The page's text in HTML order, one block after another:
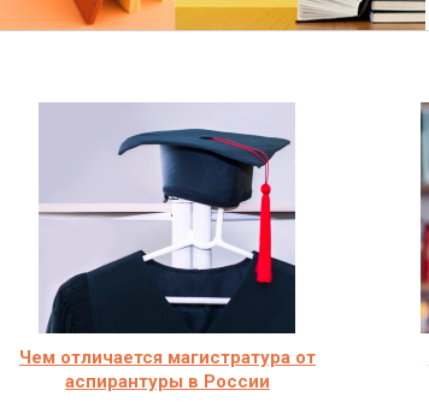
Чем отличается магистратура от
аспирантуры в России